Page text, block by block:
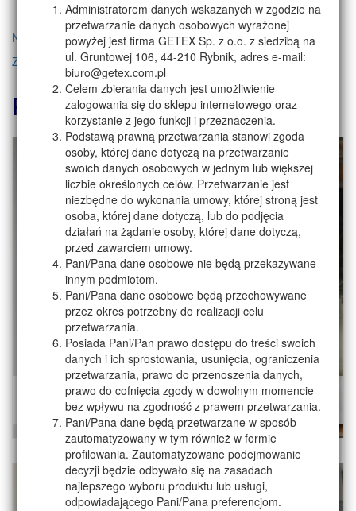
Nie masz jeszcze konta? Zarejestruj się!
Zapomniałem hasło!
Polecamy także
Bluza damska TESSA
189,00 zł/szt.
Administratorem danych wskazanych w zgodzie na
przetwarzanie danych osobowych wyrażonej
powyżej jest firma GETEX Sp. z o.o. z siedzibą na
ul. Gruntowej 106, 44-210 Rybnik, adres e-mail:
biuro@getex.com.pl
Celem zbierania danych jest umożliwienie
zalogowania się do sklepu internetowego oraz
korzystanie z jego funkcji i przeznaczenia.
Podstawą prawną przetwarzania stanowi zgoda
osoby, której dane dotyczą na przetwarzanie
swoich danych osobowych w jednym lub większej
liczbie określonych celów. Przetwarzanie jest
niezbędne do wykonania umowy, której stroną jest
osoba, której dane dotyczą, lub do podjęcia
działań na żądanie osoby, której dane dotyczą,
przed zawarciem umowy.
Pani/Pana dane osobowe nie będą przekazywane
innym podmiotom.
Pani/Pana dane osobowe będą przechowywane
przez okres potrzebny do realizacji celu
przetwarzania.
Posiada Pani/Pan prawo dostępu do treści swoich
danych i ich sprostowania, usunięcia, ograniczenia
przetwarzania, prawo do przenoszenia danych,
prawo do cofnięcia zgody w dowolnym momencie
bez wpływu na zgodność z prawem przetwarzania.
Pani/Pana dane będą przetwarzane w sposób
zautomatyzowany w tym również w formie
profilowania. Zautomatyzowane podejmowanie
decyzji będzie odbywało się na zasadach
najlepszego wyboru produktu lub usługi,
odpowiadającego Pani/Pana preferencjom.